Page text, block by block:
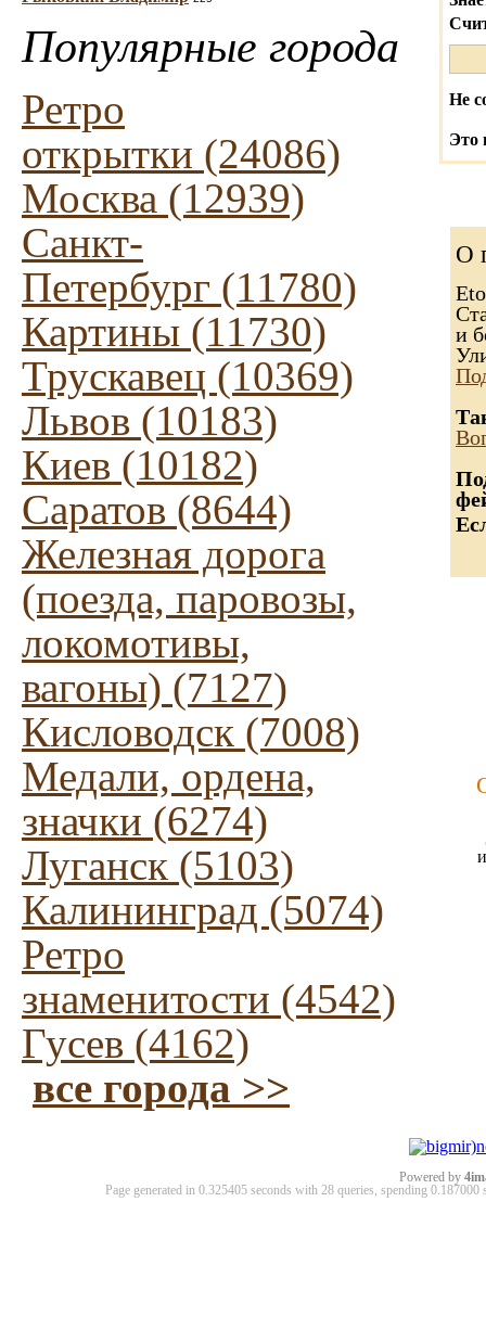
Популярные города
Ретро
открытки (24086)
Москва (12939)
Санкт-
Петербург (11780)
Картины (11730)
Трускавец (10369)
Львов (10183)
Киев (10182)
Саратов (8644)
Железная дорога
(поезда, паровозы,
локомотивы,
вагоны) (7127)
Кисловодск (7008)
Медали, ордена,
значки (6274)
Луганск (5103)
Калининград (5074)
Ретро
знаменитости (4542)
Гусев (4162)
все города >>
Не
Это
О
Eto
и
Powered by
Page generated in 0.325405 seconds with 28 queries, spending